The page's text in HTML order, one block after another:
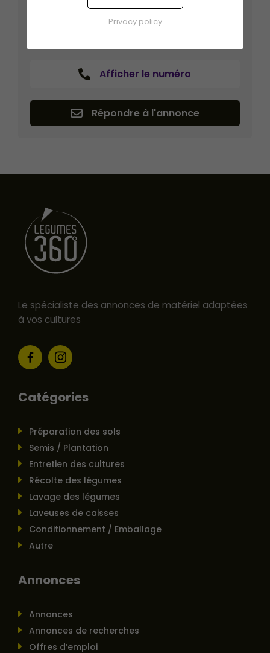
SIMON GROUP
Afficher le numéro
Répondre à l'annonce
Le spécialiste des annonces de matériel adaptées
à vos cultures
Catégories
Préparation des sols
Semis / Plantation
Entretien des cultures
Récolte des légumes
Lavage des légumes
Laveuses de caisses
Conditionnement / Emballage
Autre
Annonces
Annonces
Annonces de recherches
Offres d’emploi
Privacy policy